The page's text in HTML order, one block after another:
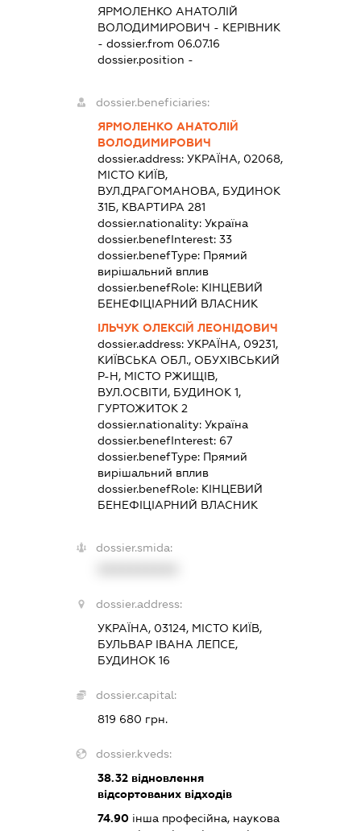
ЯРМОЛЕНКО АНАТОЛІЙ
ВОЛОДИМИРОВИЧ - КЕРІВНИК
- dossier.from 06.07.16
dossier.position -
dossier.beneficiaries:
ЯРМОЛЕНКО АНАТОЛІЙ
ВОЛОДИМИРОВИЧ
dossier.address: УКРАЇНА, 02068,
МІСТО КИЇВ,
ВУЛ.ДРАГОМАНОВА, БУДИНОК
31Б, КВАРТИРА 281
dossier.nationality: Україна
dossier.benefInterest: 33
dossier.benefType: Прямий
вирішальний вплив
dossier.benefRole: КІНЦЕВИЙ
БЕНЕФІЦІАРНИЙ ВЛАСНИК
ІЛЬЧУК ОЛЕКСІЙ ЛЕОНІДОВИЧ
dossier.address: УКРАЇНА, 09231,
КИЇВСЬКА ОБЛ., ОБУХІВСЬКИЙ
Р-Н, МІСТО РЖИЩІВ,
ВУЛ.ОСВІТИ, БУДИНОК 1,
ГУРТОЖИТОК 2
dossier.nationality: Україна
dossier.benefInterest: 67
dossier.benefType: Прямий
вирішальний вплив
dossier.benefRole: КІНЦЕВИЙ
БЕНЕФІЦІАРНИЙ ВЛАСНИК
dossier.smida:
dossier.address:
УКРАЇНА, 03124, МІСТО КИЇВ,
БУЛЬВАР ІВАНА ЛЕПСЕ,
БУДИНОК 16
dossier.capital:
819 680 грн.
dossier.kveds:
38.32відновлення
відсортованих відходів
74.90інша професійна, наукова